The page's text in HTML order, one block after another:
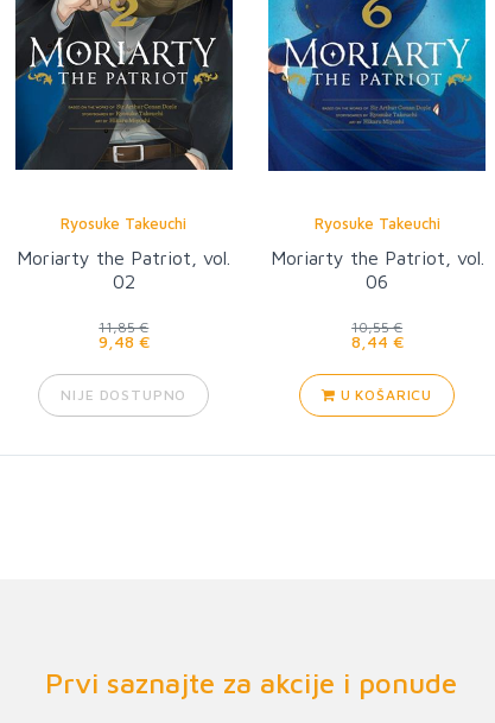
Ryosuke Takeuchi
Moriarty the Patriot, vol.
02
11,85 €
9,48 €
NIJE DOSTUPNO
Ryosuke Takeuchi
Moriarty the Patriot, vol.
06
10,55 €
8,44 €
U KOŠARICU
Prvi saznajte za akcije i ponude